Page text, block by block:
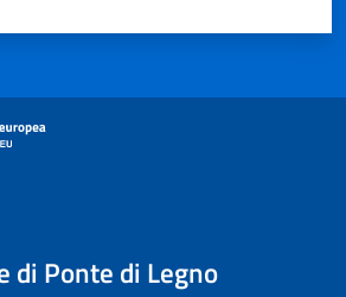
di Ponte di Legno